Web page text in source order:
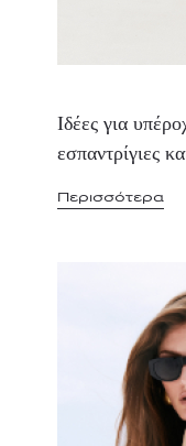
Ιδέες για
εσπαντρίγιες
Περισσότερα